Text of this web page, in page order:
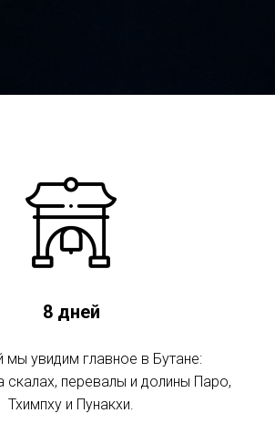
8 дней
мы увидим главное в Бутане:
скалах, перевалы и долины Паро,
Тхимпху и Пунакхи.